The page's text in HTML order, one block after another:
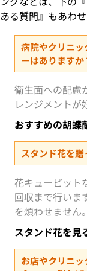
ある質問』もあわ
病院やクリニ
ーはありますか
衛生面への配慮
レンジメントが
おすすめの胡蝶
スタンド花を
花キューピット
回収まで行いま
を煩わせません。
スタンド花を見
お店やクリニ